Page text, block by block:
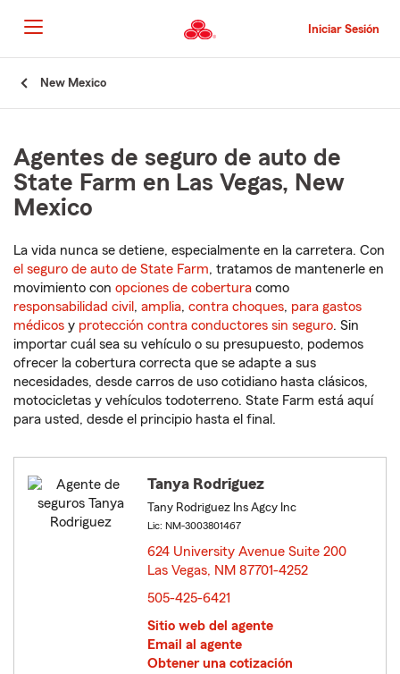
al
contenido
principal
Iniciar Sesión
New Mexico
Agentes de seguro de auto de
State Farm en Las Vegas, New
Mexico
La vida nunca se detiene, especialmente en la carretera. Con
el seguro de auto de State Farm, tratamos de mantenerle en
movimiento con opciones de cobertura como
responsabilidad civil , amplia, contra choques, para gastos
médicos y protección contra conductores sin seguro. Sin
importar cuál sea su vehículo o su presupuesto, podemos
ofrecer la cobertura correcta que se adapte a sus
necesidades, desde carros de uso cotidiano hasta clásicos,
motocicletas y vehículos todoterreno. State Farm está aquí
para usted, desde el principio hasta el final.
Tanya Rodriguez
Tany Rodriguez Ins Agcy Inc
Lic: NM-3003801467
624 University Avenue Suite 200
Las Vegas, NM 87701-4252
505-425-6421
Sitio web del agente
Email al agente
Obtener una cotización